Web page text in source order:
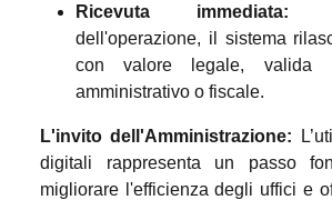
Ricevuta immediata:
dell'operazione, il sistema
con valore legale, valida
amministrativo o fiscale.
L'invito dell'Amministrazione:
digitali rappresenta un passo
migliorare l'efficienza degli uffici e